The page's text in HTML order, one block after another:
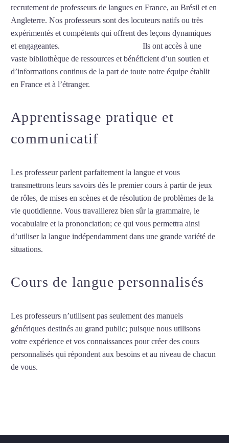
recrutement de professeurs de langues en France, au Brésil et en
Angleterre. Nos professeurs sont des locuteurs natifs ou très
expérimentés et compétents qui offrent des leçons dynamiques
et engageantes.
Ils ont accès à une
vaste bibliothèque de ressources et bénéficient d’un soutien et
d’informations continus de la part de toute notre équipe établit
en France et à l’étranger.
Apprentissage pratique et
communicatif
Les professeur parlent parfaitement la langue et vous
transmettrons leurs savoirs dès le premier cours à partir de jeux
de rôles, de mises en scènes et de résolution de problèmes de la
vie quotidienne. Vous travaillerez bien sûr la grammaire, le
vocabulaire et la prononciation; ce qui vous permettra ainsi
d’utiliser la langue indépendamment dans une grande variété de
situations.
Cours de langue personnalisés
Les professeurs n’utilisent pas seulement des manuels
génériques destinés au grand public; puisque nous utilisons
votre expérience et vos connaissances pour créer des cours
personnalisés qui répondent aux besoins et au niveau de chacun
de vous.